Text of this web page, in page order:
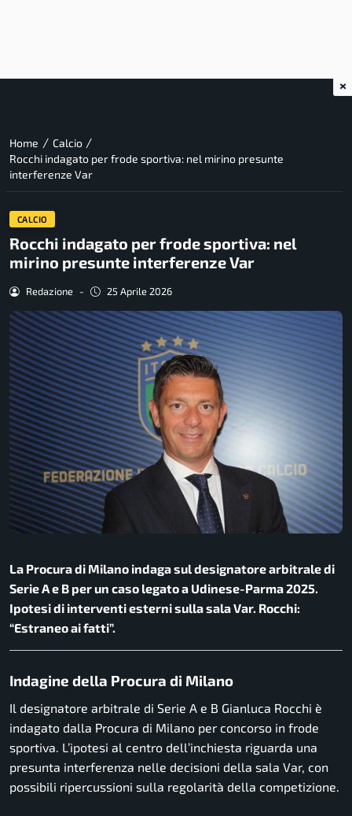
Home / Calcio /
Rocchi indagato per frode sportiva: nel mirino presunte
interferenze Var
CALCIO
Rocchi indagato per frode sportiva: nel
mirino presunte interferenze Var
Redazione - 25 Aprile 2026
La Procura di Milano indaga sul designatore arbitrale di
Serie A e B per un caso legato a Udinese-Parma 2025.
Ipotesi di interventi esterni sulla sala Var. Rocchi:
“Estraneo ai fatti”.
Indagine della Procura di Milano
Il designatore arbitrale di Serie A e B Gianluca Rocchi è
indagato dalla Procura di Milano per concorso in frode
sportiva. L’ipotesi al centro dell’inchiesta riguarda una
presunta interferenza nelle decisioni della sala Var, con
possibili ripercussioni sulla regolarità della competizione.
×